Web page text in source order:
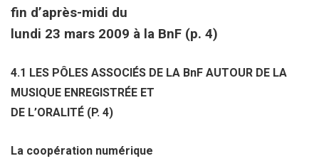
fin d’après-midi du
lundi 23 mars 2009 à la BnF (p. 4)
4.1 LES PÔLES ASSOCIÉS DE LA BnF AUTOUR DE LA
MUSIQUE ENREGISTRÉE ET
DE L’ORALITÉ (P. 4)
La coopération numérique